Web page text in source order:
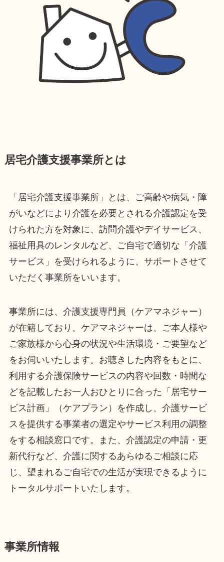
居宅介護支援事業所とは
「居宅介護支援事業所」とは、ご高齢や病気・障
がいなどにより介護を必要とされる介護認定を受
けられた方を対象に、訪問介護やデイサービス、
福祉用具のレンタルなど、ご自宅で適切な「介護
サービス」を受けられるように、サポートさせて
いただく事業所をいいます。
事業所には、介護支援専門員（ケアマネジャー）
が在籍しており、ケアマネジャーは、ご本人様や
ご家族様から心身の状況や生活環境・ご要望など
をお伺いいたします。お聴きした内容をもとに、
利用する介護保険サービスの内容や回数・時間な
どを記載したお一人おひとりに合った「居宅サー
ビス計画」（ケアプラン）を作成し、介護サービ
スを提供する事業者の選定やサービス利用の調整
をする相談窓口です。また、介護認定の申請・更
新代行など、介護に関するあらゆるご相談に応
じ、望まれるご自宅での生活が実現できるように
トータルサポートいたします。
事業所情報